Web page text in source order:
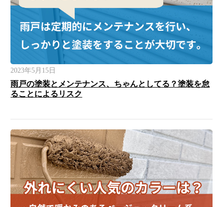
2023年5月15日
雨戸の塗装とメンテナンス、ちゃんとしてる？塗装を怠
ることによるリスク